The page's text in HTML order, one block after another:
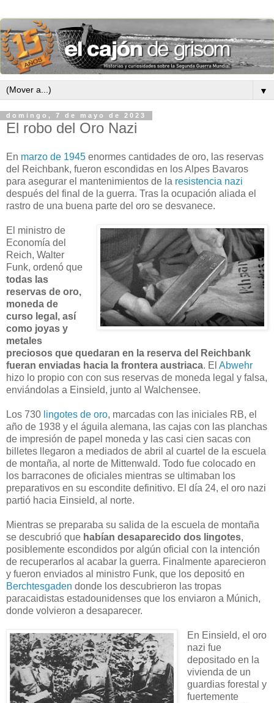
▼
domingo, 7 de mayo de 2023
El robo del Oro Nazi
En marzo de 1945 enormes cantidades de oro, las reservas
del Reichbank, fueron escondidas en los Alpes Bavaros
para asegurar el mantenimientos de la resistencia nazi
después del final de la guerra. Tras la ocupación aliada el
rastro de una buena parte del oro se desvanece.
El ministro de
Economía del
Reich, Walter
Funk, ordenó que
todas las
reservas de oro,
moneda de
curso legal, así
como joyas y
metales
preciosos que quedaran en la reserva del Reichbank
fueran enviadas hacia la frontera austriaca. El Abwehr
hizo lo propio con con sus reservas de moneda legal y falsa,
enviándolas a Einsield, junto al Walchensee.
Los 730 lingotes de oro, marcadas con las iniciales RB, el
año de 1938 y el águila alemana, las cajas con las planchas
de impresión de papel moneda y las casi cien sacas con
billetes llegaron a mediados de abril al cuartel de la escuela
de montaña, al norte de Mittenwald. Todo fue colocado en
los barracones de oficiales mientras se ultimaban los
preparativos en su escondite definitivo. El día 24, el oro nazi
partió hacia Einsield, al norte.
Mientras se preparaba su salida de la escuela de montaña
se descubrió que habían desaparecido dos lingotes,
posiblemente escondidos por algún oficial con la intención
de recuperarlos al acabar la guerra. Finalmente aparecieron
y fueron enviados al ministro Funk, que los depositó en
Berchtesgaden donde los descubrieron las tropas
paracaidistas estadounidenses que los enviaron a Múnich,
donde volvieron a desaparecer.
En Einsield, el oro
nazi fue
depositado en la
vivienda de un
guardias forestal y
fuertemente